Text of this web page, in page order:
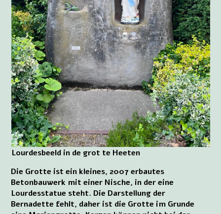
Lourdesbeeld in de grot te Heeten
Die Grotte ist ein kleines, 2007 erbautes
Betonbauwerk mit einer Nische, in der eine
Lourdesstatue steht. Die Darstellung der
Bernadette fehlt, daher ist die Grotte im Grunde